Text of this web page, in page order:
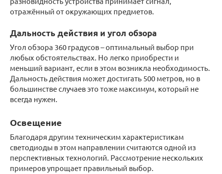
отражённый от окружающих предметов.
Дальность действия и угол обзора
Угол обзора 360 градусов – оптимальный выбор при
любых обстоятельствах. Но легко приобрести и
меньший вариант, если в этом возникла необходимость.
Дальность действия может достигать 500 метров, но в
большинстве случаев это тоже максимум, который не
всегда нужен.
Освещение
Благодаря другим техническим характеристикам
светодиоды в этом направлении считаются одной из
перспективных технологий. Рассмотрение нескольких
примеров упрощает правильный выбор.